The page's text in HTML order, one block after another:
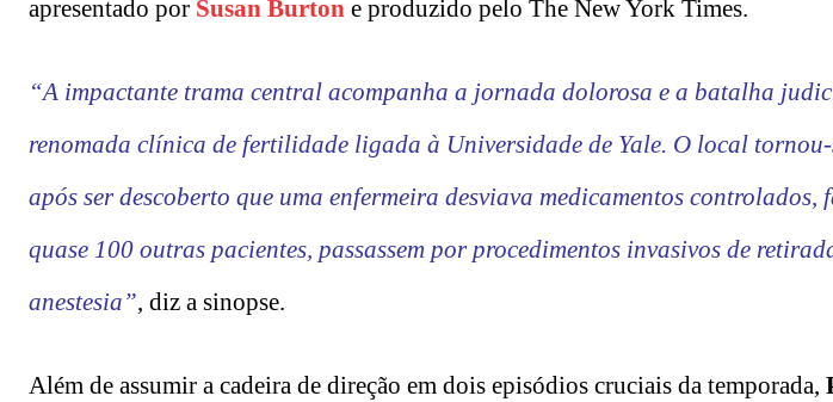
apresentado por Susan Burton e produzido pelo The New York Times.
“A impactante trama central acompanha a jornada dolorosa e a batalha
renomada clínica de fertilidade ligada à Universidade de Yale. O local
após ser descoberto que uma enfermeira desviava medicamentos controlados,
quase 100 outras pacientes, passassem por procedimentos invasivos de
anestesia”, diz a sinopse.
Além de assumir a cadeira de direção em dois episódios cruciais da temporada,